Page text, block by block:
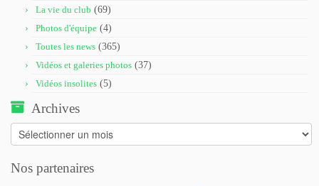
La vie du club (69)
Photos d'équipe (4)
Toutes les news (365)
Vidéos et galeries photos (37)
Vidéos insolites (5)
Archives
Archives
Nos partenaires